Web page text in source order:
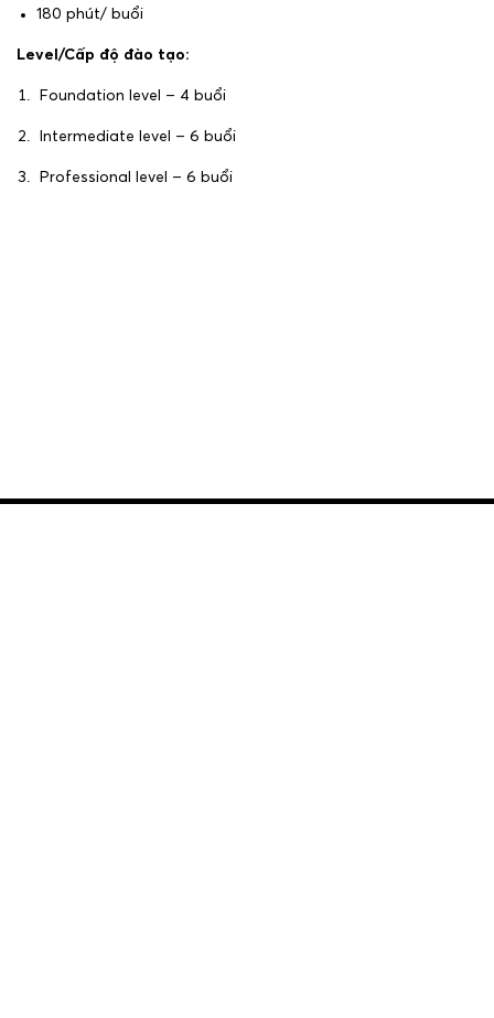
180 phút/ buổi
Level/Cấp độ đào tạo:
Foundation level – 4 buổi
Intermediate level – 6 buổi
Professional level – 6 buổi